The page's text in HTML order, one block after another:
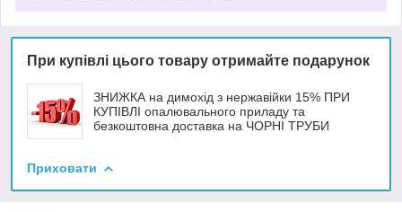
При купівлі цього товару отримайте подарунок
ЗНИЖКА на димохід з нержавійки 15% ПРИ
КУПІВЛІ опалювального приладу та
безкоштовна доставка на ЧОРНІ ТРУБИ
Приховати